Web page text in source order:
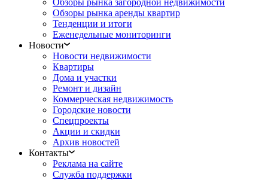
Обзоры рынка аренды квартир
Тенденции и итоги
Еженедельные мониторинги
Новости
Новости недвижимости
Квартиры
Дома и участки
Ремонт и дизайн
Коммерческая недвижимость
Городские новости
Спецпроекты
Акции и скидки
Архив новостей
Контакты
Реклама на сайте
Служба поддержки